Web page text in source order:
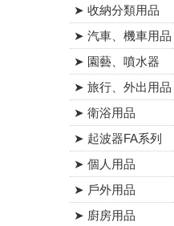
➤ 收納分類用品
➤ 汽車、機車用品
➤ 園藝、噴水器
➤ 旅行、外出用品
➤ 衛浴用品
➤ 起波器FA系列
➤ 個人用品
➤ 戶外用品
➤ 廚房用品